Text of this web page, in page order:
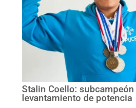
Stalin Coello:
levantamiento de potencia